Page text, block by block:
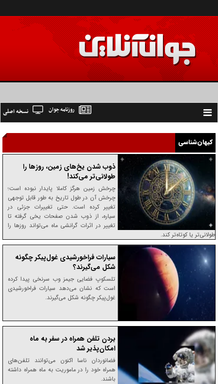
Toggle
navigation
نسخه اصلی روزنامه جوان
کیهان‌شناسی
ذوب شدن یخ‌های زمین، روز‌ها را
طولانی‌تر می‌کند!
چرخش زمین هرگز کاملا پایدار نبوده است؛
چرخش آن در طول تاریخ به طور قابل توجهی
تغییر کرده است. حتی تغییرات جزئی در
سیاره، از ذوب شدن صفحات یخی گرفته تا
تغییر در اثرات گرانشی ماه می‌تواند روز‌ها را
طولانی‌تر یا کوتاه‌تر کند.
سیارات فراخورشیدی غول‌پیکر چگونه
شکل می‌گیرند؟
تلسکوپ فضایی جیمز وب سرنخی پیدا کرده
است که نشان می‌دهد سیارات فراخورشیدی
غول‌پیکر چگونه شکل می‌گیرند.
بردن تلفن همراه در سفر به ماه
امکان‌پذیر شد
فضانوردان ناسا اکنون می‌توانند تلفن‌های
همراه خود را در ماموریت به ماه همراه داشته
باشند.